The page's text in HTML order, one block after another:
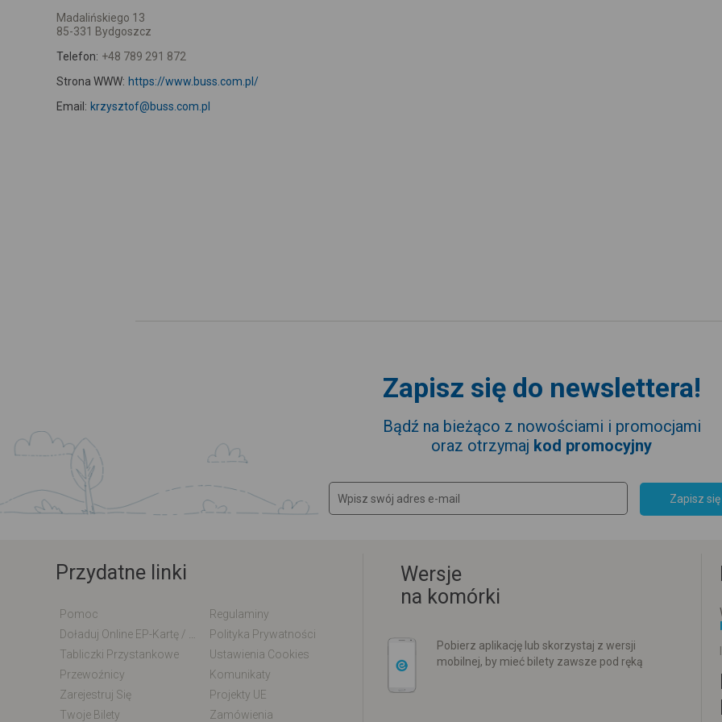
Madalińskiego 13
85-331 Bydgoszcz
Telefon: +48 789 291 872
Strona WWW: https://www.buss.com.pl/
Email: krzysztof@buss.com.pl
Zapisz się do newslettera!
Bądź na bieżąco z nowościami i promocjami
oraz otrzymaj kod promocyjny
Zapisz się
Przydatne linki
Pomoc
Regulaminy
Polityka Prywatności
Tabliczki Przystankowe
Ustawienia Cookies
Przewoźnicy
Komunikaty
Zarejestruj Się
Projekty UE
Twoje Bilety
Zamówienia
Wersje
na komórki
Pobierz aplikację lub skorzystaj z wersji
mobilnej, by mieć bilety zawsze pod ręką